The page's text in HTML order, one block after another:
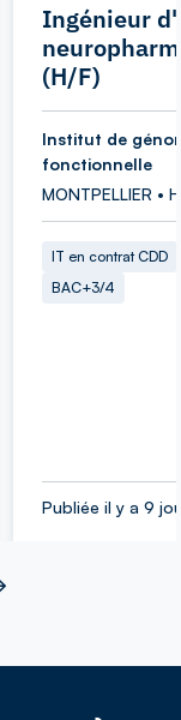
Ingénieur
(H/F)
Institut de
fonctionnelle
MONTPELLIER •
IT en contrat CDD
BAC+3/4
Publiée il y a 9